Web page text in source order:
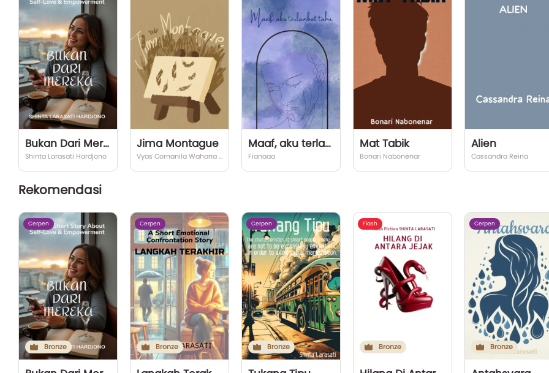
Bukan Dari Mereka
Shinta Larasati Hardjono
Jima Montague
Vyas Cornanila Wahana Putri
Maaf, aku terlambat tahu.
Fianaaa
Mat Tabik
Bonari Nabonenar
Alien
Cassandra Reina
Rekomendasi
Cerpen
Bronze
Cerpen
Bronze
Cerpen
Bronze
Flash
Bronze
Cerpen
Bronze